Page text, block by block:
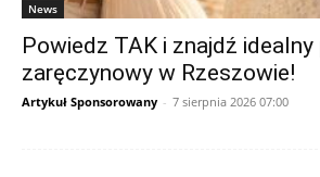
News
Powiedz TAK i znajdź
zaręczynowy w Rzeszowie!
Artykuł Sponsorowany - 7 sierpnia 2026 07:00